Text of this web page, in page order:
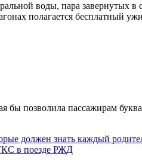
воды, пара завернутых в
полагается бесплатный
бы позволила пассажирам
должен знать каждый
в поезде РЖД